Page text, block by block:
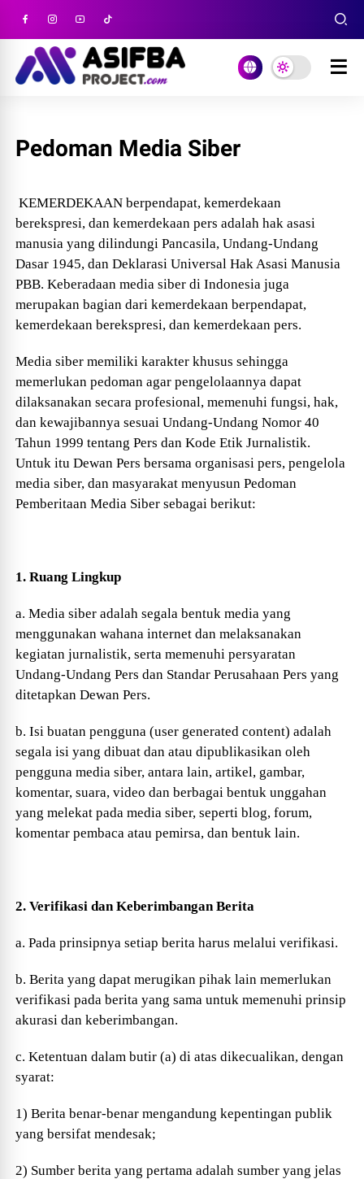
Pedoman Media Siber
KEMERDEKAAN berpendapat, kemerdekaan
berekspresi, dan kemerdekaan pers adalah hak asasi
manusia yang dilindungi Pancasila, Undang-Undang
Dasar 1945, dan Deklarasi Universal Hak Asasi Manusia
PBB. Keberadaan media siber di Indonesia juga
merupakan bagian dari kemerdekaan berpendapat,
kemerdekaan berekspresi, dan kemerdekaan pers.
Media siber memiliki karakter khusus sehingga
memerlukan pedoman agar pengelolaannya dapat
dilaksanakan secara profesional, memenuhi fungsi, hak,
dan kewajibannya sesuai Undang-Undang Nomor 40
Tahun 1999 tentang Pers dan Kode Etik Jurnalistik.
Untuk itu Dewan Pers bersama organisasi pers, pengelola
media siber, dan masyarakat menyusun Pedoman
Pemberitaan Media Siber sebagai berikut:
1. Ruang Lingkup
a. Media siber adalah segala bentuk media yang
menggunakan wahana internet dan melaksanakan
kegiatan jurnalistik, serta memenuhi persyaratan
Undang-Undang Pers dan Standar Perusahaan Pers yang
ditetapkan Dewan Pers.
b. Isi buatan pengguna (user generated content) adalah
segala isi yang dibuat dan atau dipublikasikan oleh
pengguna media siber, antara lain, artikel, gambar,
komentar, suara, video dan berbagai bentuk unggahan
yang melekat pada media siber, seperti blog, forum,
komentar pembaca atau pemirsa, dan bentuk lain.
2. Verifikasi dan Keberimbangan Berita
a. Pada prinsipnya setiap berita harus melalui verifikasi.
b. Berita yang dapat merugikan pihak lain memerlukan
verifikasi pada berita yang sama untuk memenuhi prinsip
akurasi dan keberimbangan.
c. Ketentuan dalam butir (a) di atas dikecualikan, dengan
syarat:
1) Berita benar-benar mengandung kepentingan publik
yang bersifat mendesak;
2) Sumber berita yang pertama adalah sumber yang jelas